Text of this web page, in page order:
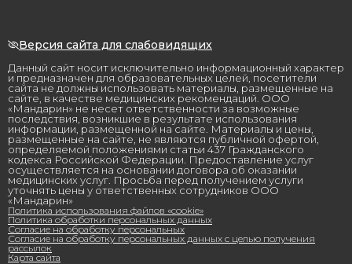
Данный сайт носит исключительно информационный характер
и предназначен для образовательных целей, посетители
сайта не должны использовать материалы, размещенные на
сайте, в качестве медицинских рекомендаций. ООО
«Мандарин» не несет ответственности за возможные
последствия, возникшие в результате использования
информации, размещенной на сайте. Материалы и цены,
размещенные на сайте, не являются публичной офертой,
определяемой положениями статьи 437 Гражданского
кодекса Российской Федерации. Предоставление услуг
осуществляется на основании договора об оказании
медицинских услуг. Просьба перед получением услуги
уточнять цены у ответственных сотрудников ООО
«Мандарин»
Политика использования файлов «cookie»
Политика обработки персональных данных
Согласие на обработку персональных
Согласие на обработку персональных данных с целью получения
рассылок
Карта сайта
Версия сайта для слабовидящих